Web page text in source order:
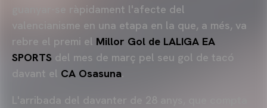
guanyar-se ràpidament l'afecte del
valencianisme en una etapa en la que, a més, va
rebre el premi el Millor Gol de LALIGA EA
SPORTS del mes de març pel seu gol de tacó
davant el CA Osasuna.
L'arribada del davanter de 28 anys, que compta